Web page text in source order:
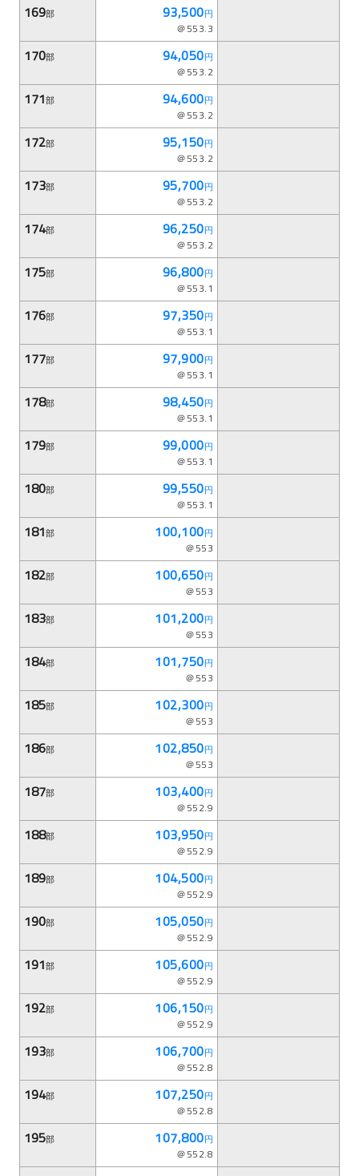
169部 93,500円
＠553.3
170部 94,050円
＠553.2
171部 94,600円
＠553.2
172部 95,150円
＠553.2
173部 95,700円
＠553.2
174部 96,250円
＠553.2
175部 96,800円
＠553.1
176部 97,350円
＠553.1
177部 97,900円
＠553.1
178部 98,450円
＠553.1
179部 99,000円
＠553.1
180部 99,550円
＠553.1
181部 100,100円
＠553
182部 100,650円
＠553
183部 101,200円
＠553
184部 101,750円
＠553
185部 102,300円
＠553
186部 102,850円
＠553
187部 103,400円
＠552.9
188部 103,950円
＠552.9
189部 104,500円
＠552.9
190部 105,050円
＠552.9
191部 105,600円
＠552.9
192部 106,150円
＠552.9
193部 106,700円
＠552.8
194部 107,250円
＠552.8
195部 107,800円
＠552.8